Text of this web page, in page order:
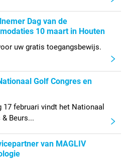
Dag van de
10 maart in Houten
uw gratis toegangsbewijs.
Golf Congres en
17 februari vindt het Nationaal
Beurs...
van MAGLIV